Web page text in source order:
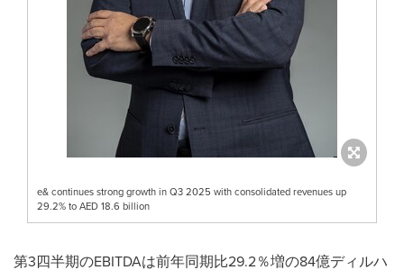
e& continues strong growth in Q3 2025 with consolidated revenues up
29.2% to AED 18.6 billion
第3四半期のEBITDAは前年同期比29.2％増の84億ディルハ